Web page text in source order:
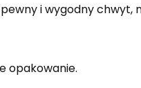
i wygodny chwyt,
opakowanie.